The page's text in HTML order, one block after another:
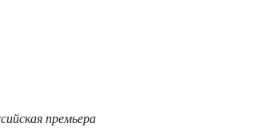
премьера